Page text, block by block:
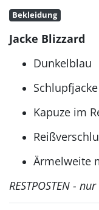
Bekleidung
Jacke Blizzard
Dunkelblau
Kapuze im
Ärmelweite
RESTPOSTEN -